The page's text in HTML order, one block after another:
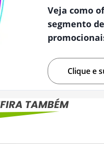
Veja como
segmento
Clique e